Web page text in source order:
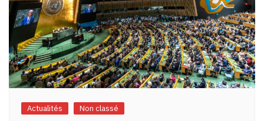
Actualités Non classé